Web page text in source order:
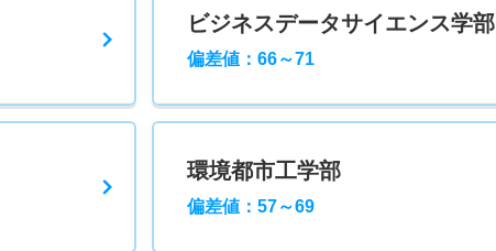
ビジネスデータサイエンス学部
偏差値：66～71
環境都市工学部
偏差値：57～69